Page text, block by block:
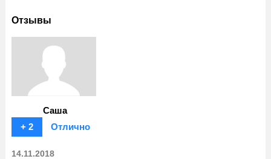
Отзывы
Саша
+ 2
Отлично
14.11.2018